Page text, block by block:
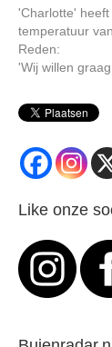
'Charlotte'
temperatuur van
Reden:
'Wij willen
Like onze